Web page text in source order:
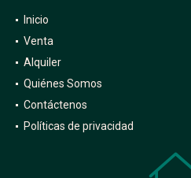
Inicio
Venta
Alquiler
Quiénes Somos
Contáctenos
Políticas de privacidad